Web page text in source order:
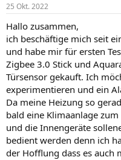
e
r
t
a
25 Okt. 2022
Hallo zusammen,
ich beschäftige mich seit
und habe mir für ersten
Zigbee 3.0 Stick und
Türsensor gekauft. Ich
experimentieren und ein
Da meine Heizung so
bald eine Klimaanlage
und die Innengeräte
bedient werden denn ich
der Hofflung dass es auch